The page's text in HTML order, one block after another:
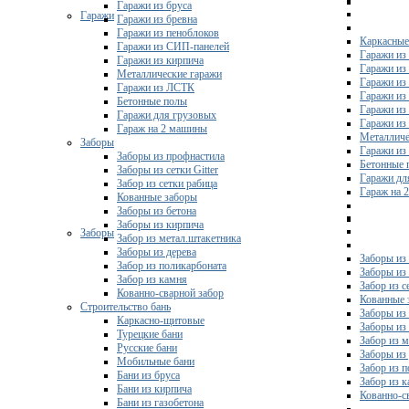
Гаражи
Гаражи из
Гаражи из
Гаражи из
Гаражи из
Гаражи
Гаражи из
Гаражи
Бетонные
Гаражи
Гараж на
Заборы
Заборы из
Заборы из
Забор из
Кованные
Заборы из
Заборы из
Забор из
Заборы из
Забор из
Забор из
Кованно-
Гаражи из бруса
Гаражи из бревна
Гаражи из пеноблоков
Гаражи из СИП-панелей
Гаражи из кирпича
Металлические гаражи
Гаражи из ЛСТК
Бетонные полы
Гаражи для грузовых
Гараж на 2 машины
Заборы
Заборы из профнастила
Заборы из сетки Gitter
Забор из сетки рабица
Кованные заборы
Заборы из бетона
Заборы из кирпича
Забор из метал.штакетника
Заборы из дерева
Забор из поликарбоната
Забор из камня
Кованно-сварной забор
Строительство бань
Каркасно-щитовые
Турецкие бани
Русские бани
Мобильные бани
Бани из бруса
Бани из кирпича
Бани из газобетона